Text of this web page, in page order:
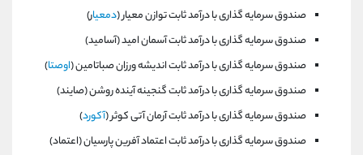
صندوق سرمایه گذاری با درآمد ثابت توازن معيار (دمعيار)
صندوق سرمایه گذاری با درآمد ثابت آسمان اميد (آساميد)
صندوق سرمایه گذاری با درآمد ثابت انديشه ورزان صباتامين (اوصتا)
صندوق سرمایه گذاری با درآمد ثابت گنجينه آينده روشن (صايند)
صندوق سرمایه گذاری با درآمد ثابت آرمان آتی كوثر (آكورد)
صندوق سرمایه گذاری با درآمد ثابت اعتماد آفرين پارسيان (اعتماد)